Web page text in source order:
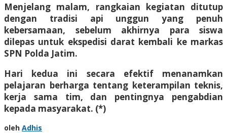
​Menjelang malam, rangkaian kegiatan ditutup
dengan tradisi api unggun yang penuh
kebersamaan, sebelum akhirnya para siswa
dilepas untuk ekspedisi darat kembali ke markas
SPN Polda Jatim.
Hari kedua ini secara efektif menanamkan
pelajaran berharga tentang keterampilan teknis,
kerja sama tim, dan pentingnya pengabdian
kepada masyarakat. (*)
oleh Adhis